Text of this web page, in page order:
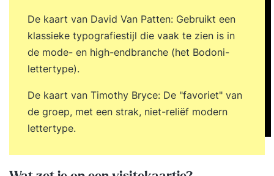
namelijk géén 21% btw, maar slechts een toeslag
van 10%. Je prijs is dan € 1.589,50. Materiaal De
prijs voor het lesmateriaal is € 78,30 (excl. btw).
Je krijgt hiervoor: Persoonlijke licentie voor de
leeromgeving Daarom IK! (boek) Arrangement De
prijs voor het gebruik van de accommodatie,
koffie/thee en een gevarieerde lunch is in totaal €
arrangementskosten als je kiest voor de online
variant in de ‘virtual class’.
De kaart van David Van Patten: Gebruikt een
klassieke typografiestijl die vaak te zien is in
de mode- en high-endbranche (het Bodoni-
lettertype).
De kaart van Timothy Bryce: De "favoriet" van
de groep, met een strak, niet-reliëf modern
lettertype.